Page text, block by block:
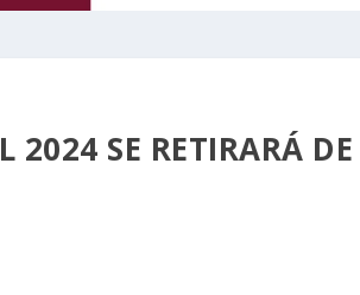
2024 SE RETIRARÁ